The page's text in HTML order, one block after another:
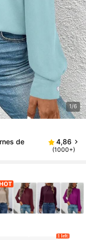
1/6
de
4,86
(1000+)
1 left